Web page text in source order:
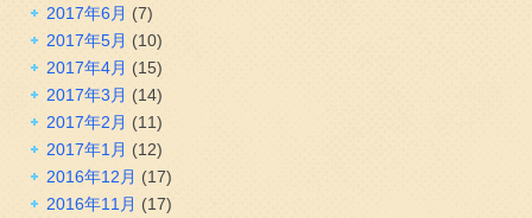
2017年6月 (7)
2017年5月 (10)
2017年4月 (15)
2017年3月 (14)
2017年2月 (11)
2017年1月 (12)
2016年12月 (17)
2016年11月 (17)